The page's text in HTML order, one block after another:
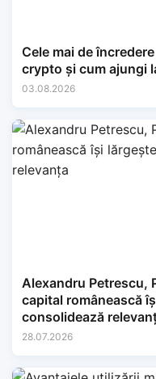
Cele mai de
crypto și cum ajungi
03.08.2026
Alexandru Petrescu,
capital românească
consolidează
28.07.2026